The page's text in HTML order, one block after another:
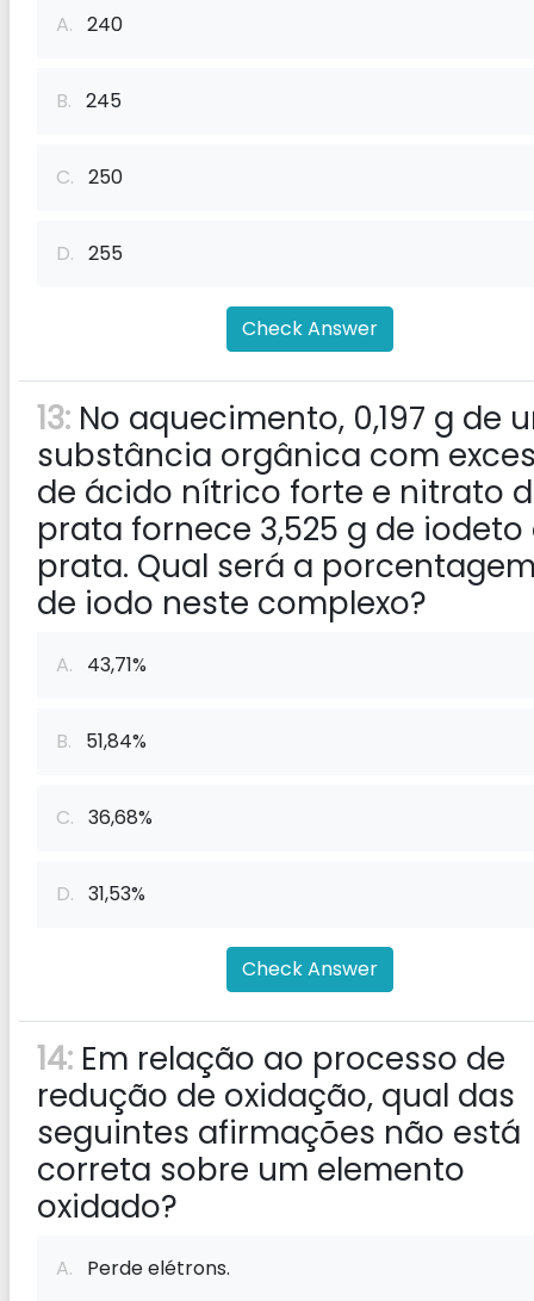
A. 240
B. 245
C. 250
D. 255
Check Answer
13: No aquecimento, 0,197 g de
substância orgânica com
de ácido nítrico forte e nitrato
prata fornece 3,525 g de iodeto
prata. Qual será a
de iodo neste complexo?
A. 43,71%
B. 51,84%
C. 36,68%
D. 31,53%
Check Answer
14: Em relação ao processo de
redução de oxidação, qual das
seguintes afirmações não está
correta sobre um elemento
oxidado?
A. Perde elétrons.